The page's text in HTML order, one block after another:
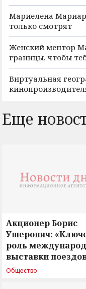
Мариелена
только смотрят
Женский ментор
границы, чтобы
Виртуальная
Еще
Акционер Борис
Ушерович:
роль
выставки
поиск ответов на
Общество